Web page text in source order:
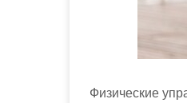
Физические